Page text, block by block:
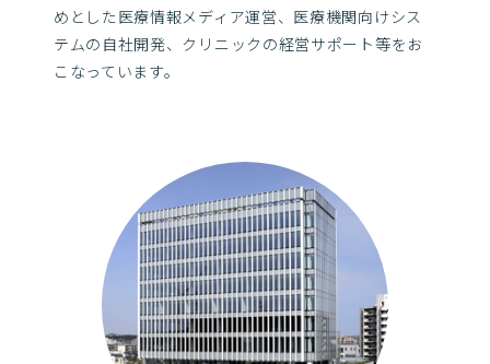
めとした医療情報メディア運営、医療機関向けシス
テムの自社開発、クリニックの経営サポート等をお
こなっています。